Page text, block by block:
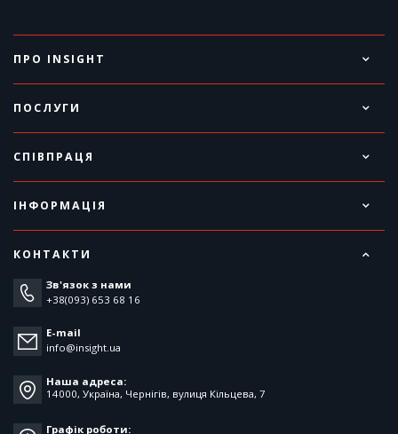
ПРО INSIGHT
ПОСЛУГИ
СПІВПРАЦЯ
ІНФОРМАЦІЯ
КОНТАКТИ
Зв'язок з нами
+38(093) 653 68 16
E-mail
info@insight.ua
Наша адреса:
14000, Україна, Чернігів, вулиця Кільцева, 7
Графік роботи: